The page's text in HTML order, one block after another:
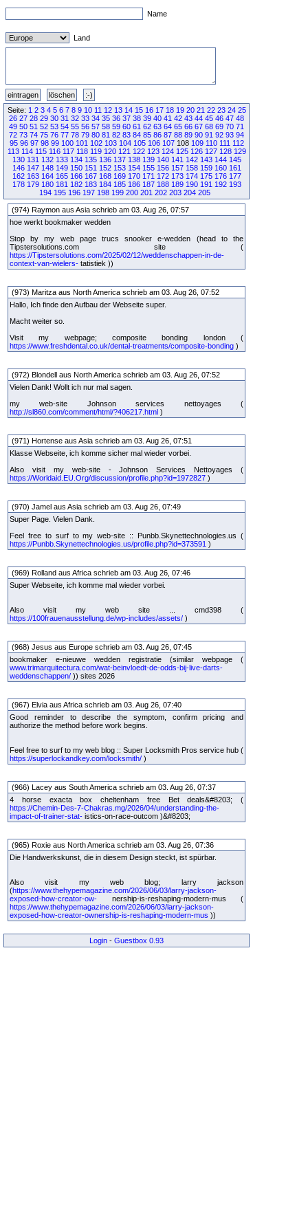
Name
Land
Seite: 1 2 3 4 5 6 7 8 9 10 11 12 13 14 15 16 17 18 19 20 21 22 23 24 25
26 27 28 29 30 31 32 33 34 35 36 37 38 39 40 41 42 43 44 45 46 47 48
49 50 51 52 53 54 55 56 57 58 59 60 61 62 63 64 65 66 67 68 69 70 71
72 73 74 75 76 77 78 79 80 81 82 83 84 85 86 87 88 89 90 91 92 93 94
95 96 97 98 99 100 101 102 103 104 105 106 107108 109 110 111 112
113 114 115 116 117 118 119 120 121 122 123 124 125 126 127 128 129
130 131 132 133 134 135 136 137 138 139 140 141 142 143 144 145
146 147 148 149 150 151 152 153 154 155 156 157 158 159 160 161
162 163 164 165 166 167 168 169 170 171 172 173 174 175 176 177
178 179 180 181 182 183 184 185 186 187 188 189 190 191 192 193
194 195 196 197 198 199 200 201 202 203 204 205
(974) Raymon aus Asia schrieb am 03. Aug 26, 07:57
hoe werkt bookmaker wedden
Stop by my web page trucs snooker e-wedden (head to the
Tipstersolutions.com site (
https://Tipstersolutions.com/2025/02/12/weddenschappen-in-de-
context-van-wielers- tatistiek ))
(973) Maritza aus North America schrieb am 03. Aug 26, 07:52
Hallo, Ich finde den Aufbau der Webseite super.
Macht weiter so.
Visit my webpage; composite bonding london (
https://www.freshdental.co.uk/dental-treatments/composite-bonding )
(972) Blondell aus North America schrieb am 03. Aug 26, 07:52
Vielen Dank! Wollt ich nur mal sagen.
my web-site Johnson services nettoyages (
http://sl860.com/comment/html/?406217.html )
(971) Hortense aus Asia schrieb am 03. Aug 26, 07:51
Klasse Webseite, ich komme sicher mal wieder vorbei.
Also visit my web-site - Johnson Services Nettoyages (
https://Worldaid.EU.Org/discussion/profile.php?id=1972827 )
(970) Jamel aus Asia schrieb am 03. Aug 26, 07:49
Super Page. Vielen Dank.
Feel free to surf to my web-site :: Punbb.Skynettechnologies.us (
https://Punbb.Skynettechnologies.us/profile.php?id=373591 )
(969) Rolland aus Africa schrieb am 03. Aug 26, 07:46
Super Webseite, ich komme mal wieder vorbei.
Also visit my web site ... cmd398 (
https://100frauenausstellung.de/wp-includes/assets/ )
(968) Jesus aus Europe schrieb am 03. Aug 26, 07:45
bookmaker e-nieuwe wedden registratie (similar webpage (
www.trimarquitectura.com/wat-beinvloedt-de-odds-bij-live-darts-
weddenschappen/ )) sites 2026
(967) Elvia aus Africa schrieb am 03. Aug 26, 07:40
Good reminder to describe the symptom, confirm pricing and
authorize the method before work begins.
Feel free to surf to my web blog :: Super Locksmith Pros service hub (
https://superlockandkey.com/locksmith/ )
(966) Lacey aus South America schrieb am 03. Aug 26, 07:37
4 horse exacta box cheltenham free Bet deals&#8203; (
https://Chemin-Des-7-Chakras.mg/2026/04/understanding-the-
impact-of-trainer-stat- istics-on-race-outcom )&#8203;
(965) Roxie aus North America schrieb am 03. Aug 26, 07:36
Die Handwerkskunst, die in diesem Design steckt, ist spürbar.
Also visit my web blog; larry jackson
(https://www.thehypemagazine.com/2026/06/03/larry-jackson-
exposed-how-creator-ow- nership-is-reshaping-modern-mus (
https://www.thehypemagazine.com/2026/06/03/larry-jackson-
exposed-how-creator-ownership-is-reshaping-modern-mus ))
Login - Guestbox 0.93